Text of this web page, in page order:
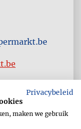
Privacybeleid
maken we gebruik